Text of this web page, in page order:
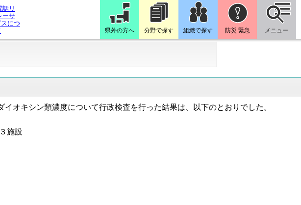
県外の方へ 分野で探す 組織で探す 防災 緊急 メニュー
イオキシン類濃度について行政検査を行った結果は、以下のとおりでした。
施設